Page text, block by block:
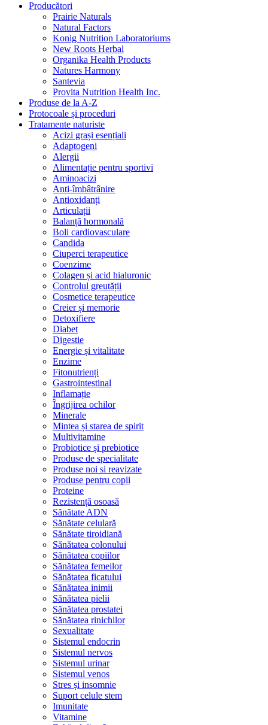
Producători
Prairie Naturals
Natural Factors
Konig Nutrition Laboratoriums
New Roots Herbal
Organika Health Products
Natures Harmony
Santevia
Provita Nutrition Health Inc.
Produse de la A-Z
Protocoale și proceduri
Tratamente naturiste
Acizi grași esențiali
Adaptogeni
Alergii
Alimentație pentru sportivi
Aminoacizi
Anti-îmbâtrânire
Antioxidanți
Articulații
Balanță hormonală
Boli cardiovasculare
Candida
Ciuperci terapeutice
Coenzime
Colagen și acid hialuronic
Controlul greutății
Cosmetice terapeutice
Creier și memorie
Detoxifiere
Diabet
Digestie
Energie și vitalitate
Enzime
Fitonutrienți
Gastrointestinal
Inflamație
Îngrijirea ochilor
Minerale
Mintea și starea de spirit
Multivitamine
Probiotice și prebiotice
Produse de specialitate
Produse noi si reavizate
Produse pentru copii
Proteine
Rezistență osoasă
Sănătate ADN
Sănătate celulară
Sănătate tiroidiană
Sănătatea colonului
Sănătatea copiilor
Sănătatea femeilor
Sănătatea ficatului
Sănătatea inimii
Sănătatea pielii
Sănătatea prostatei
Sănătatea rinichilor
Sexualitate
Sistemul endocrin
Sistemul nervos
Sistemul urinar
Sistemul venos
Stres și insomnie
Suport celule stem
Imunitate
Vitamine